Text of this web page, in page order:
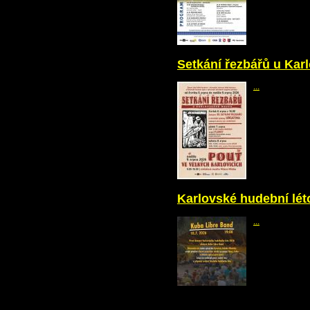
Setkání řezbářů u
...
Karlovské hudební
...